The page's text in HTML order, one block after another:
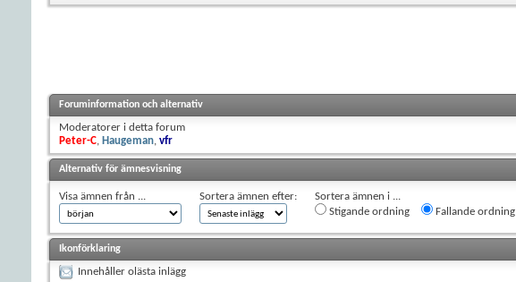
Foruminformation och alternativ
Moderatorer i detta forum
Peter-C, Haugeman, vfr
Alternativ för ämnesvisning
Visa ämnen från ... Sortera ämnen efter:
Sortera ämnen i ...
Stigande ordning
Fallande ordning
Ikonförklaring
Innehåller olästa inlägg